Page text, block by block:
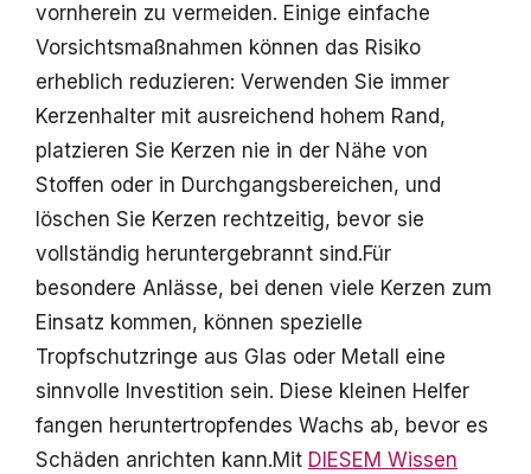
vornherein zu vermeiden. Einige einfache
Vorsichtsmaßnahmen können das Risiko
erheblich reduzieren: Verwenden Sie immer
Kerzenhalter mit ausreichend hohem Rand,
platzieren Sie Kerzen nie in der Nähe von
Stoffen oder in Durchgangsbereichen, und
löschen Sie Kerzen rechtzeitig, bevor sie
vollständig heruntergebrannt sind.Für
besondere Anlässe, bei denen viele Kerzen zum
Einsatz kommen, können spezielle
Tropfschutzringe aus Glas oder Metall eine
sinnvolle Investition sein. Diese kleinen Helfer
fangen heruntertropfendes Wachs ab, bevor es
Schäden anrichten kann.Mit DIESEM Wissen